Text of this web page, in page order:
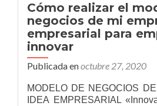
Cómo realizar el
negocios de mi
empresarial para
innovar
Publicada enoctubre 27, 2020
MODELO DE NEGOCIOS
IDEA EMPRESARIAL